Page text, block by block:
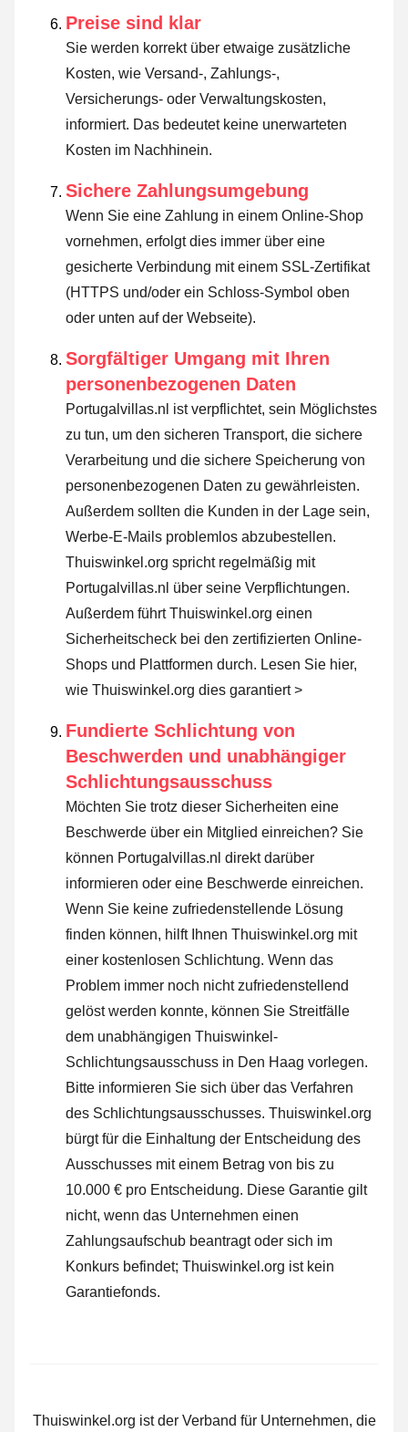
Preise sind klar
Sie werden korrekt über etwaige zusätzliche
Kosten, wie Versand-, Zahlungs-,
Versicherungs- oder Verwaltungskosten,
informiert. Das bedeutet keine unerwarteten
Kosten im Nachhinein.
Sichere Zahlungsumgebung
Wenn Sie eine Zahlung in einem Online-Shop
vornehmen, erfolgt dies immer über eine
gesicherte Verbindung mit einem SSL-Zertifikat
(HTTPS und/oder ein Schloss-Symbol oben
oder unten auf der Webseite).
Sorgfältiger Umgang mit Ihren
personenbezogenen Daten
Portugalvillas.nl ist verpflichtet, sein Möglichstes
zu tun, um den sicheren Transport, die sichere
Verarbeitung und die sichere Speicherung von
personenbezogenen Daten zu gewährleisten.
Außerdem sollten die Kunden in der Lage sein,
Werbe-E-Mails problemlos abzubestellen.
Thuiswinkel.org spricht regelmäßig mit
Portugalvillas.nl über seine Verpflichtungen.
Außerdem führt Thuiswinkel.org einen
Sicherheitscheck bei den zertifizierten Online-
Shops und Plattformen durch. Lesen Sie hier,
wie Thuiswinkel.org dies garantiert >
Fundierte Schlichtung von
Beschwerden und unabhängiger
Schlichtungsausschuss
Möchten Sie trotz dieser Sicherheiten eine
Beschwerde über ein Mitglied einreichen? Sie
können Portugalvillas.nl direkt darüber
informieren oder eine Beschwerde einreichen.
Wenn Sie keine zufriedenstellende Lösung
finden können, hilft Ihnen Thuiswinkel.org mit
einer kostenlosen Schlichtung. Wenn das
Problem immer noch nicht zufriedenstellend
gelöst werden konnte, können Sie Streitfälle
dem unabhängigen Thuiswinkel-
Schlichtungsausschuss in Den Haag vorlegen.
Bitte informieren Sie sich über das Verfahren
des Schlichtungsausschusses. Thuiswinkel.org
bürgt für die Einhaltung der Entscheidung des
Ausschusses mit einem Betrag von bis zu
10.000 € pro Entscheidung. Diese Garantie gilt
nicht, wenn das Unternehmen einen
Zahlungsaufschub beantragt oder sich im
Konkurs befindet; Thuiswinkel.org ist kein
Garantiefonds.
Thuiswinkel.org ist der Verband für Unternehmen, die